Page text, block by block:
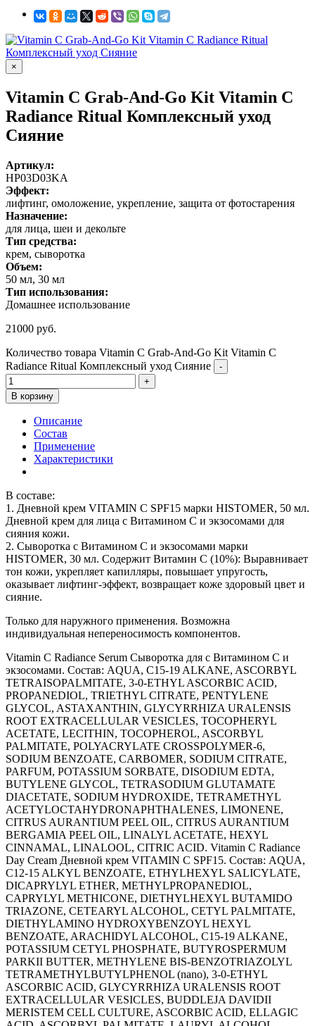
×
Vitamin C Grab-And-Go Kit Vitamin C
Radiance Ritual Комплексный уход
Сияние
Артикул:
HP03D03KA
Эффект:
лифтинг, омоложение, укрепление, защита от фотостарения
Назначение:
для лица, шеи и декольте
Тип средства:
крем, сыворотка
Объем:
50 мл, 30 мл
Тип использования:
Домашнее использование
21000 руб.
Количество товара Vitamin C Grab-And-Go Kit Vitamin C
Radiance Ritual Комплексный уход Сияние
-
+
В корзину
Описание
Состав
Применение
Характеристики
В составе:
1. Дневной крем VITAMIN C SPF15 марки HISTOMER, 50 мл.
Дневной крем для лица с Витамином С и экзосомами для
сияния кожи.
2. Сыворотка с Витамином С и экзосомами марки
HISTOMER, 30 мл. Содержит Витамин С (10%): Выравнивает
тон кожи, укрепляет капилляры, повышает упругость,
оказывает лифтинг-эффект, возвращает коже здоровый цвет и
сияние.
Только для наружного применения. Возможна
индивидуальная непереносимость компонентов.
Vitamin C Radiance Serum Сыворотка для с Витамином С и
экзосомами. Состав: AQUA, C15-19 ALKANE, ASCORBYL
TETRAISOPALMITATE, 3-0-ETHYL ASCORBIC ACID,
PROPANEDIOL, TRIETHYL CITRATE, PENTYLENE
GLYCOL, ASTAXANTHIN, GLYCYRRHIZA URALENSIS
ROOT EXTRACELLULAR VESICLES, TOCOPHERYL
ACETATE, LECITHIN, TOCOPHEROL, ASCORBYL
PALMITATE, POLYACRYLATE CROSSPOLYMER-6,
SODIUM BENZOATE, CARBOMER, SODIUM CITRATE,
PARFUM, POTASSIUM SORBATE, DISODIUM EDTA,
BUTYLENE GLYCOL, TETRASODIUM GLUTAMATE
DIACETATE, SODIUM HYDROXIDE, TETRAMETHYL
ACETYLOCTAHYDRONAPHTHALENES, LIMONENE,
CITRUS AURANTIUM PEEL OIL, CITRUS AURANTIUM
BERGAMIA PEEL OIL, LINALYL ACETATE, HEXYL
CINNAMAL, LINALOOL, CITRIC ACID. Vitamin C Radiance
Day Cream Дневной крем VITAMIN C SPF15. Состав: AQUA,
C12-15 ALKYL BENZOATE, ETHYLHEXYL SALICYLATE,
DICAPRYLYL ETHER, METHYLPROPANEDIOL,
CAPRYLYL METHICONE, DIETHYLHEXYL BUTAMIDO
TRIAZONE, CETEARYL ALCOHOL, CETYL PALMITATE,
DIETHYLAMINO HYDROXYBENZOYL HEXYL
BENZOATE, ARACHIDYL ALCOHOL, C15-19 ALKANE,
POTASSIUM CETYL PHOSPHATE, BUTYROSPERMUM
PARKII BUTTER, METHYLENE BIS-BENZOTRIAZOLYL
TETRAMETHYLBUTYLPHENOL (nano), 3-0-ETHYL
ASCORBIC ACID, GLYCYRRHIZA URALENSIS ROOT
EXTRACELLULAR VESICLES, BUDDLEJA DAVIDII
MERISTEM CELL CULTURE, ASCORBIC ACID, ELLAGIC